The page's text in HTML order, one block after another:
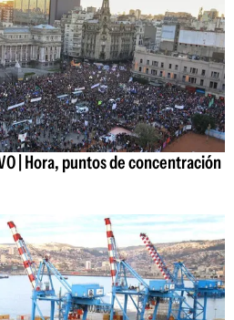
| Hora, puntos de concentración